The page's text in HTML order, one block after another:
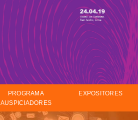
PROGRAMA
EXPOSITORES
AUSPICIADORES